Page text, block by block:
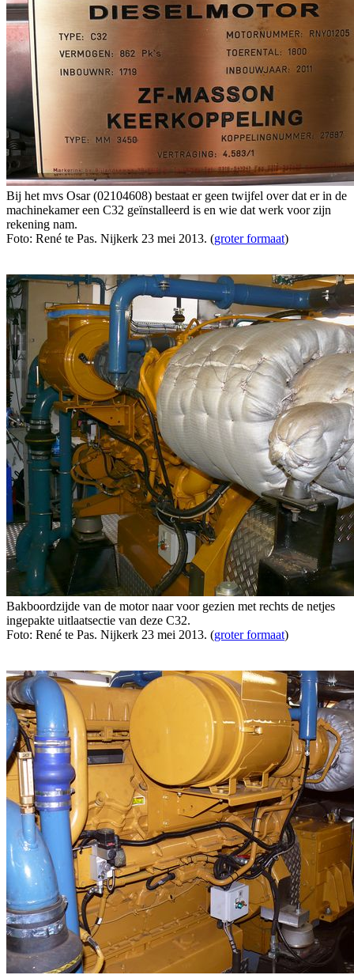
Bij het mvs Osar (02104608) bestaat er geen twijfel over dat er in de
machinekamer een C32 geïnstalleerd is en wie dat werk voor zijn
rekening nam.
Foto: René te Pas. Nijkerk 23 mei 2013. (groter formaat)
Bakboordzijde van de motor naar voor gezien met rechts de netjes
ingepakte uitlaatsectie van deze C32.
Foto: René te Pas. Nijkerk 23 mei 2013. (groter formaat)